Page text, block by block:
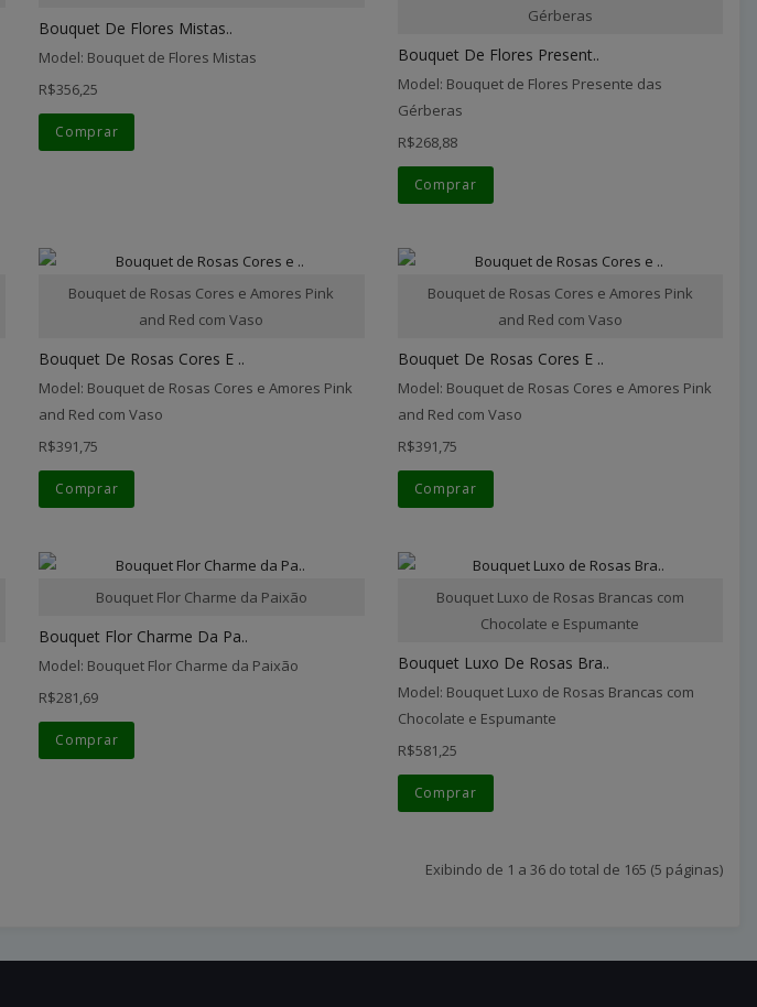
Bouquet De Flores Mistas..
Model: Bouquet de Flores Mistas
R$356,25
Comprar
Gérberas
Bouquet De Flores Present..
Model: Bouquet de Flores Presente das
Gérberas
R$268,88
Comprar
Bouquet de Rosas Cores e Amores Pink
and Red com Vaso
Bouquet De Rosas Cores E ..
Model: Bouquet de Rosas Cores e Amores Pink
and Red com Vaso
R$391,75
Comprar
Bouquet de Rosas Cores e Amores Pink
and Red com Vaso
Bouquet De Rosas Cores E ..
Model: Bouquet de Rosas Cores e Amores Pink
and Red com Vaso
R$391,75
Comprar
Bouquet Flor Charme da Paixão
Bouquet Flor Charme Da Pa..
Model: Bouquet Flor Charme da Paixão
R$281,69
Comprar
Bouquet Luxo de Rosas Brancas com
Chocolate e Espumante
Bouquet Luxo De Rosas Bra..
Model: Bouquet Luxo de Rosas Brancas com
Chocolate e Espumante
R$581,25
Comprar
Exibindo de 1 a 36 do total de 165 (5 páginas)